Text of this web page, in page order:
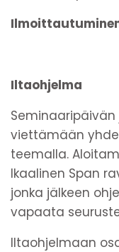
Iltaohjelma
viettämään
teemalla.
Ikaalinen Span
jonka jälkeen
vapaata
Iltaohjelmaan